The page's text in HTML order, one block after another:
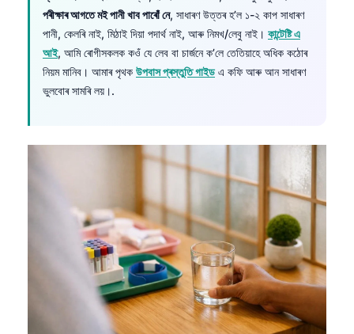
পৰীক্ষাৰ আগতে মই পানী খাব পাৰোঁ নে, সাধাৰণ উত্তৰ হ’ল ১-২ কাপ সাধাৰণ
পানী, কেলৰি নাই, মিঠাই দিয়া পদাৰ্থ নাই, আৰু নিমখ/লেবু নাই। কান্টেষ্টি এ
আই, আমি ৰোগীসকলক কওঁ যে লেব বা চাৰ্জনে ক’লে তেতিয়াহে অধিক কঠোৰ
নিয়ম মানিব। আমাৰ পৃথক উপবাস প্ৰস্তুতি গাইডএ কফি আৰু আন সাধাৰণ
ভুলবোৰ সামৰি লয়।.